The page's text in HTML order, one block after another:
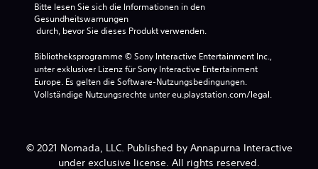
Bitte lesen Sie sich die Informationen in den
Gesundheitswarnungen
durch, bevor Sie dieses Produkt verwenden.
Bibliotheksprogramme © Sony Interactive Entertainment Inc.,
unter exklusiver Lizenz für Sony Interactive Entertainment
Europe. Es gelten die Software-Nutzungsbedingungen.
Vollständige Nutzungsrechte unter eu.playstation.com/legal.
© 2021 Nomada, LLC. Published by Annapurna Interactive
under exclusive license. All rights reserved.